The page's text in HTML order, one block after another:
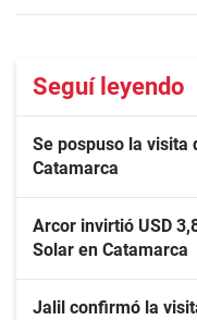
Seguí leyendo
Se pospuso la visita
Catamarca
Arcor invirtió USD
Solar en Catamarca
Jalil confirmó la